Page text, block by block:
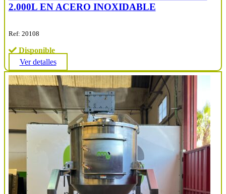
2.000L EN ACERO INOXIDABLE
Ref: 20108
Disponible
Ver detalles